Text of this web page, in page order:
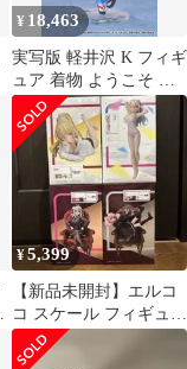
¥ 18,463
実写版 軽井沢 K フィギ
ュア 着物 ようこそ 実
力至上主義教室へ
¥5,399
【新品未開封】エルコ
コ スケール フィギュア
4個セット